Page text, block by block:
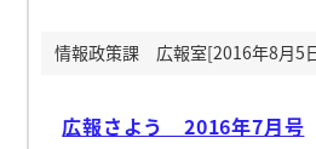
情報政策課 広報室[2016年8月5
広報さよう 2016年7月号